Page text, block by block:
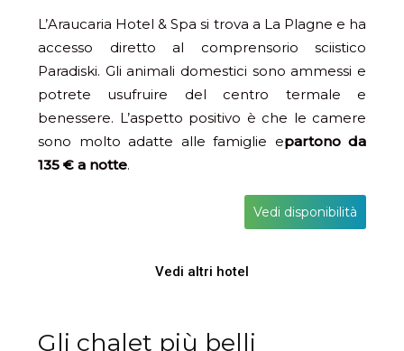
L’Araucaria Hotel & Spa si trova a La Plagne e ha
accesso diretto al comprensorio sciistico
Paradiski. Gli animali domestici sono ammessi e
potrete usufruire del centro termale e
benessere. L’aspetto positivo è che le camere
sono molto adatte alle famiglie epartono da
135 € a notte.
Vedi disponibilità
Vedi altri hotel
Gli chalet più belli